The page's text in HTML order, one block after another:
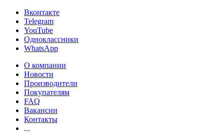
Вконтакте
Telegram
YouTube
Одноклассники
WhatsApp
О компании
Новости
Производители
Покупателям
FAQ
Вакансии
Контакты
...